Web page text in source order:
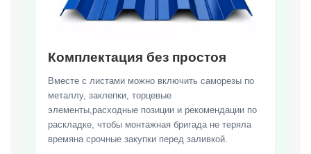
Комплектация без простоя
Вместе с листами можно включить саморезы по
металлу, заклепки, торцевые
элементы,расходные позиции и рекомендации по
раскладке, чтобы монтажная бригада не теряла
времяна срочные закупки перед заливкой.